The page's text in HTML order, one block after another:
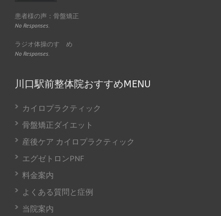
患者様の声：骨盤矯正
No Responses.
ラジオ体操のすゝめ
No Responses.
川口駅前整体院おすすめMENU
カイロプラクティック
骨盤矯正ダイエット
産後ケア カイロプラクティック
エグゼトロンPNF
料金案内
よくある質問と症例
当院案内